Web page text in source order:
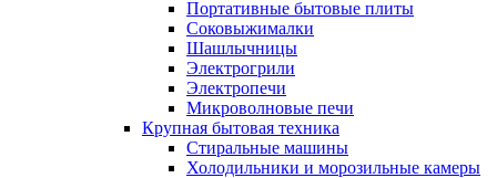
Портативные бытовые плиты
Соковыжималки
Шашлычницы
Электрогрили
Электропечи
Микроволновые печи
Крупная бытовая техника
Стиральные машины
Холодильники и морозильные камеры